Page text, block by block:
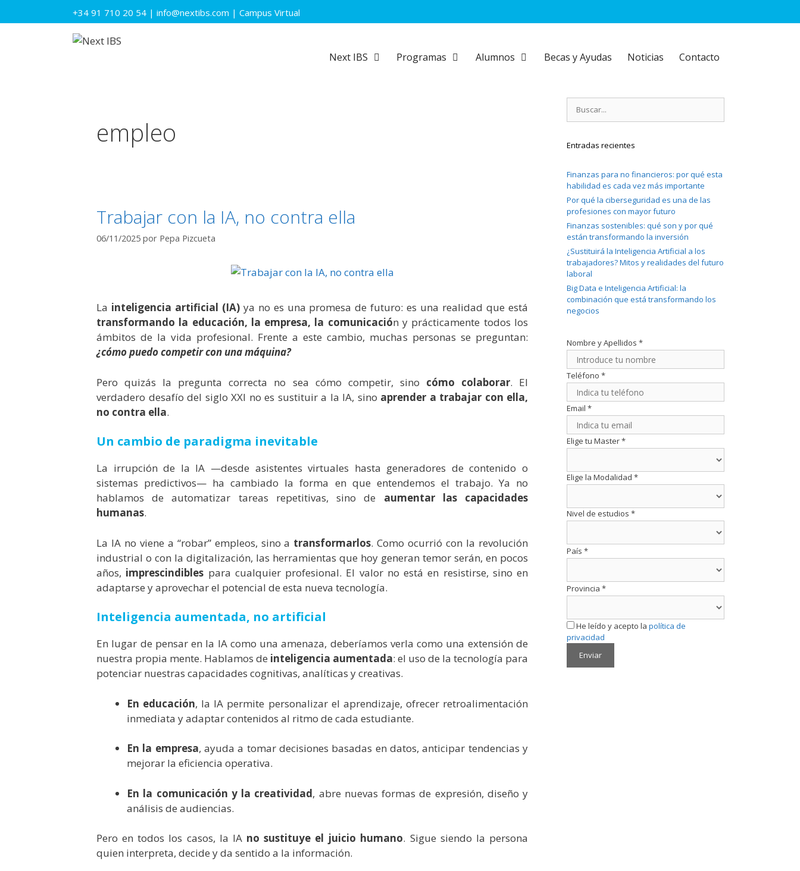
al
+34 91 710 20 54 | info@nextibs.com | Campus Virtual
Next IBS Programas Alumnos Becas y Ayudas Noticias Contacto
empleo
Trabajar con la IA, no contra ella
06/11/2025 por Pepa Pizcueta
La inteligencia artificial (IA)ya no es una promesa de futuro: es una realidad que está
transformando la educación, la empresa, la comunicación y prácticamente todos los
ámbitos de la vida profesional. Frente a este cambio, muchas personas se preguntan:
¿cómo puedo competir con una máquina?
Pero quizás la pregunta correcta no sea cómo competir, sino cómo colaborar. El
verdadero desafío del siglo XXI no es sustituir a la IA, sino aprender a trabajar con ella,
no contra ella.
Un cambio de paradigma inevitable
La irrupción de la IA —desde asistentes virtuales hasta generadores de contenido o
sistemas predictivos— ha cambiado la forma en que entendemos el trabajo. Ya no
hablamos de automatizar tareas repetitivas, sino de aumentar las capacidades
humanas.
La IA no viene a “robar” empleos, sino a transformarlos. Como ocurrió con la revolución
industrial o con la digitalización, las herramientas que hoy generan temor serán, en pocos
años, imprescindibles para cualquier profesional. El valor no está en resistirse, sino en
adaptarse y aprovechar el potencial de esta nueva tecnología.
Inteligencia aumentada, no artificial
En lugar de pensar en la IA como una amenaza, deberíamos verla como una extensión de
nuestra propia mente. Hablamos de inteligencia aumentada: el uso de la tecnología para
potenciar nuestras capacidades cognitivas, analíticas y creativas.
En educación, la IA permite personalizar el aprendizaje, ofrecer retroalimentación
inmediata y adaptar contenidos al ritmo de cada estudiante.
En la empresa, ayuda a tomar decisiones basadas en datos, anticipar tendencias y
mejorar la eficiencia operativa.
En la comunicación y la creatividad, abre nuevas formas de expresión, diseño y
análisis de audiencias.
Pero en todos los casos, la IA no sustituye el juicio humano. Sigue siendo la persona
quien interpreta, decide y da sentido a la información.
Entradas recientes
Finanzas para no financieros: por qué esta
habilidad es cada vez más importante
Por qué la ciberseguridad es una de las
profesiones con mayor futuro
Finanzas sostenibles: qué son y por qué
están transformando la inversión
¿Sustituirá la Inteligencia Artificial a los
trabajadores? Mitos y realidades del futuro
laboral
Big Data e Inteligencia Artificial: la
combinación que está transformando los
negocios
Nombre y Apellidos *
Teléfono *
Email *
Elige tu Master*
Elige la Modalidad *
Nivel de estudios *
País *
Provincia *
He leído y acepto la política de
privacidad